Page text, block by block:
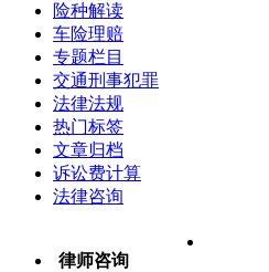
险种解读
车险理赔
专题栏目
交通刑事犯罪
法律法规
热门标签
文章归档
诉讼费计算
法律咨询
律师咨询